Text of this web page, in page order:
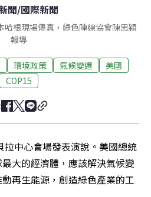
聞/國際新聞
根現場傳真，綠色陣線協會陳思穎
報導
環境政策 氣候變遷
美國
COP15
拉中心會場發表演說。美國總統
大的經濟體，應該解決氣候變
再生能源，創造綠色產業的工